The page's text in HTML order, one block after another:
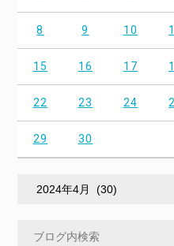
8 9 10
15 16 17
22 23 24
29 30